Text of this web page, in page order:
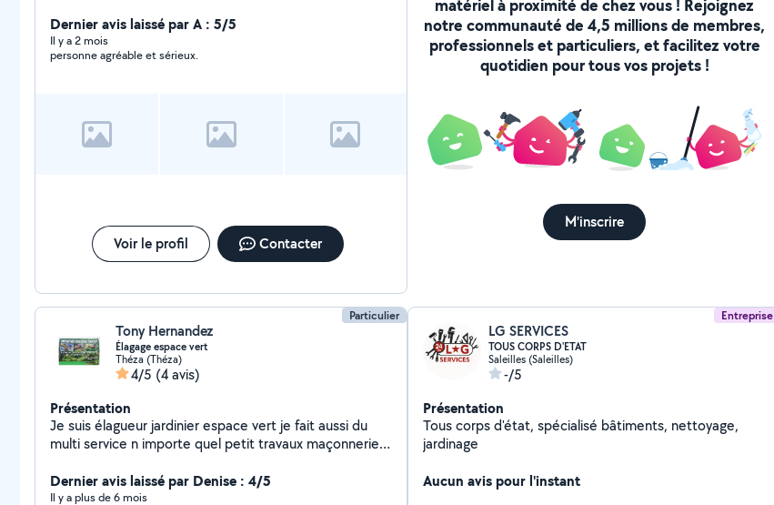
d'expériences.je suis quelqu'un de sérieux , autonome.
Et soigneux. Je serai disponible pour effectuer vos
travaux. Merci.
Dernier avis laissé par A : 5/5
Il y a 2 mois
personne agréable et sérieux.
Voir le profil Contacter
matériel à proximité de chez vous ! Rejoignez
notre communauté de 4,5 millions de membres,
professionnels et particuliers, et facilitez votre
quotidien pour tous vos projets !
M'inscrire
Particulier
Tony Hernandez
Élagage espace vert
Théza (Théza)
4/5 (4 avis)
Présentation
Je suis élagueur jardinier espace vert je fait aussi du
multi service n importe quel petit travaux maçonnerie
Dernier avis laissé par Denise : 4/5
Il y a plus de 6 mois
Entreprise
LG SERVICES
TOUS CORPS D'ETAT
Saleilles (Saleilles)
-/5
Présentation
Tous corps d'état, spécialisé bâtiments, nettoyage,
jardinage
Aucun avis pour l'instant